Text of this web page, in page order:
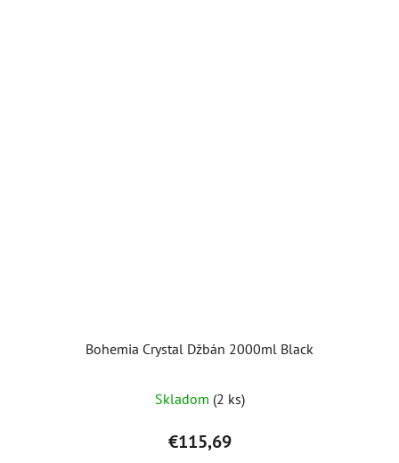
Bohemia Crystal Džbán 2000ml Black
Skladom (2 ks)
€115,69